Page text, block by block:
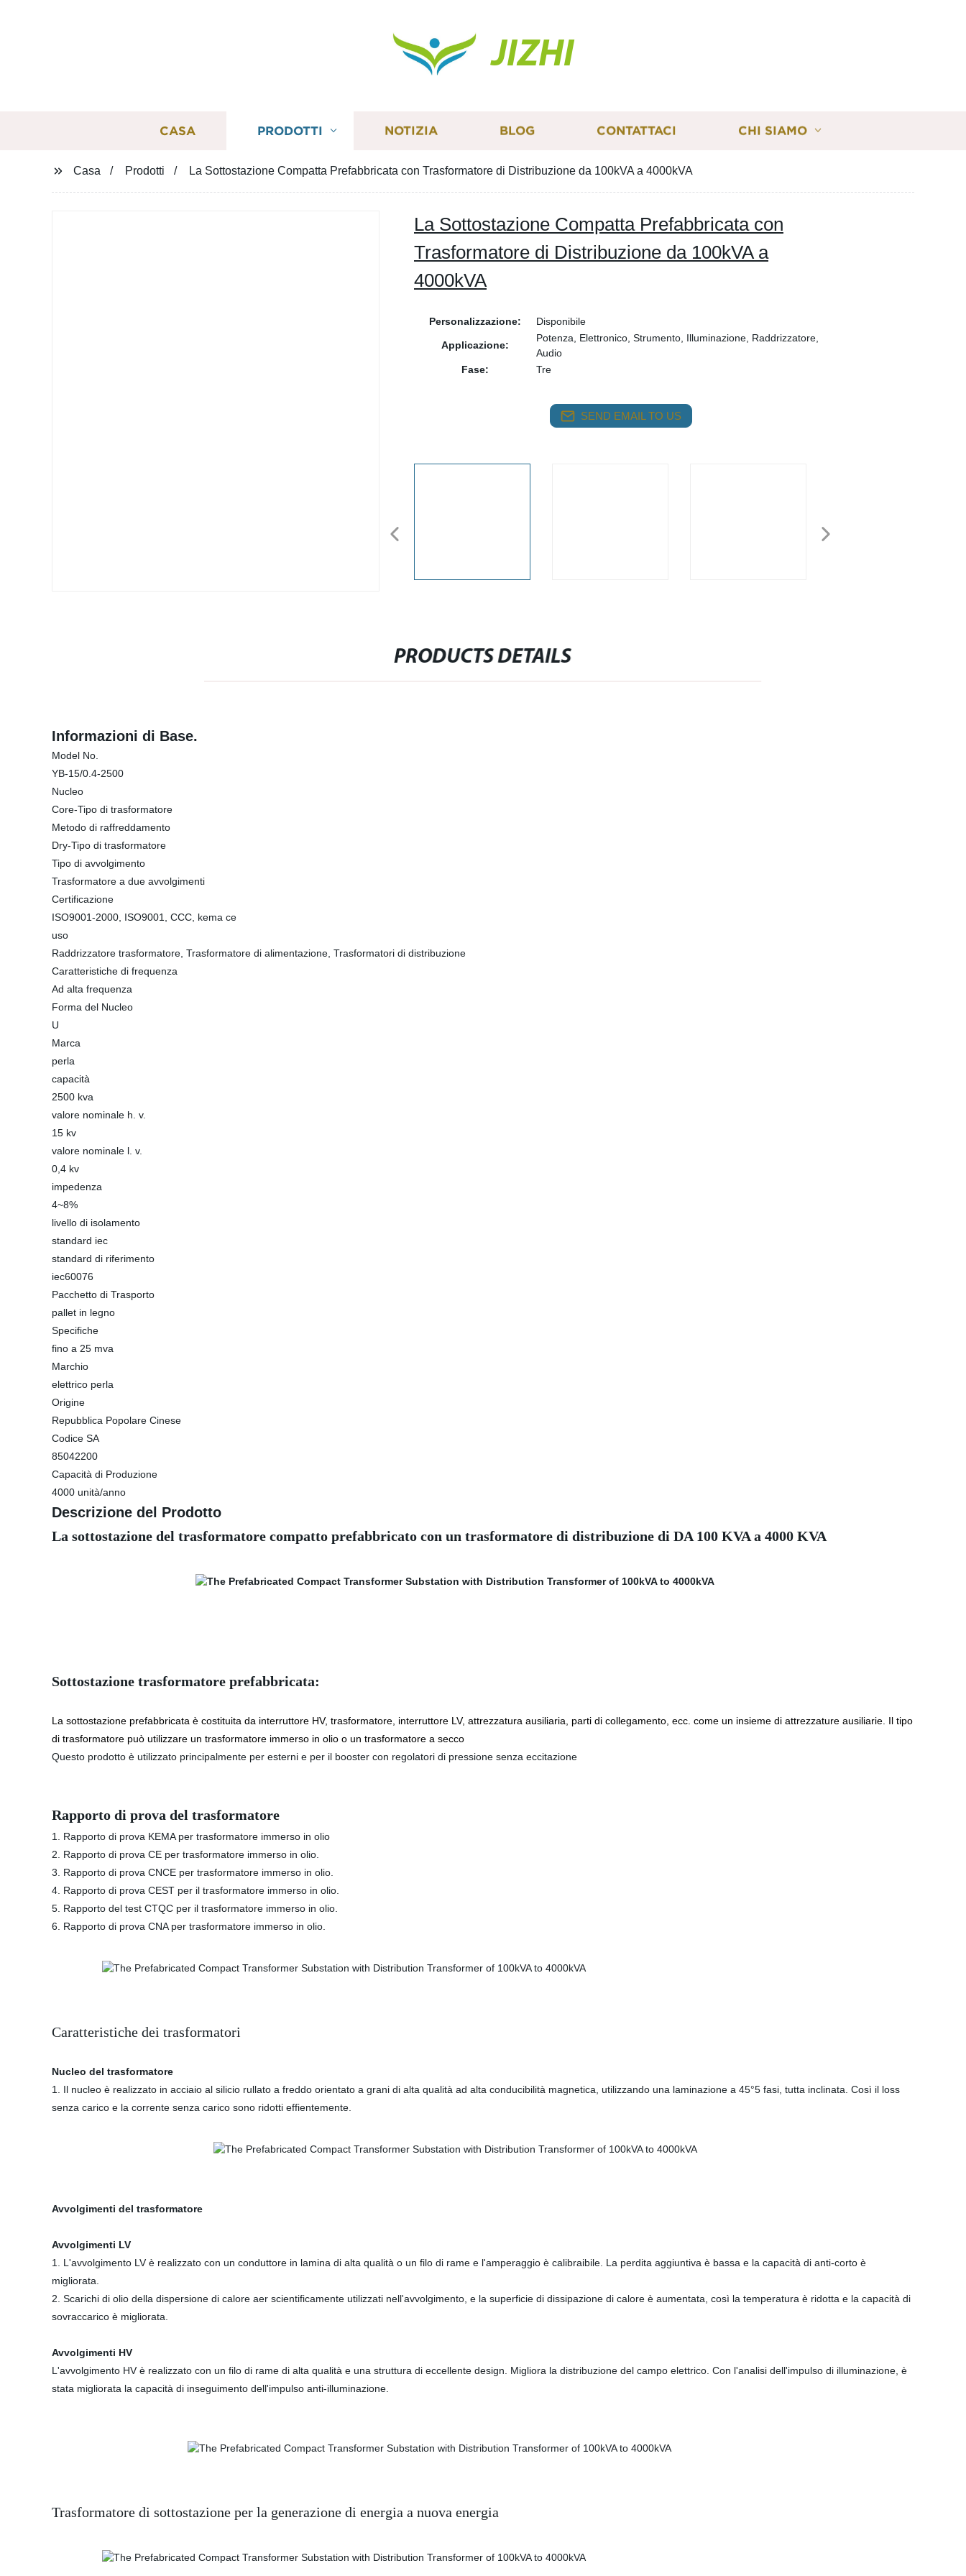
JIZHI
CASA PRODOTTI NOTIZIA BLOG CONTATTACI CHI SIAMO
Casa Prodotti La Sottostazione Compatta Prefabbricata con Trasformatore di Distribuzione da 100kVA a 4000kVA
La Sottostazione Compatta Prefabbricata con
Trasformatore di Distribuzione da 100kVA a
4000kVA
Personalizzazione: Disponibile
Applicazione:
Potenza, Elettronico, Strumento, Illuminazione, Raddrizzatore,
Audio
Fase:
Tre
SEND EMAIL TO US
PRODUCTS DETAILS
Informazioni di Base.
Model No.
YB-15/0.4-2500
Nucleo
Core-Tipo di trasformatore
Metodo di raffreddamento
Dry-Tipo di trasformatore
Tipo di avvolgimento
Trasformatore a due avvolgimenti
Certificazione
ISO9001-2000, ISO9001, CCC, kema ce
uso
Raddrizzatore trasformatore, Trasformatore di alimentazione, Trasformatori di distribuzione
Caratteristiche di frequenza
Ad alta frequenza
Forma del Nucleo
U
Marca
perla
capacità
2500 kva
valore nominale h. v.
15 kv
valore nominale l. v.
0,4 kv
impedenza
4~8%
livello di isolamento
standard iec
standard di riferimento
iec60076
Pacchetto di Trasporto
pallet in legno
Specifiche
fino a 25 mva
Marchio
elettrico perla
Origine
Repubblica Popolare Cinese
Codice SA
85042200
Capacità di Produzione
4000 unità/anno
Descrizione del Prodotto
La sottostazione del trasformatore compatto prefabbricato con un trasformatore di distribuzione di DA 100 KVA a 4000 KVA
Sottostazione trasformatore prefabbricata:
La sottostazione prefabbricata è costituita da interruttore HV, trasformatore, interruttore LV, attrezzatura ausiliaria, parti di collegamento, ecc. come un insieme di attrezzature ausiliarie. Il tipo
di trasformatore può utilizzare un trasformatore immerso in olio o un trasformatore a secco
Questo prodotto è utilizzato principalmente per esterni e per il booster con regolatori di pressione senza eccitazione
Rapporto di prova del trasformatore
1. Rapporto di prova KEMA per trasformatore immerso in olio
2. Rapporto di prova CE per trasformatore immerso in olio.
3. Rapporto di prova CNCE per trasformatore immerso in olio.
4. Rapporto di prova CEST per il trasformatore immerso in olio.
5. Rapporto del test CTQC per il trasformatore immerso in olio.
6. Rapporto di prova CNA per trasformatore immerso in olio.
Caratteristiche dei trasformatori
Nucleo del trasformatore
1. Il nucleo è realizzato in acciaio al silicio rullato a freddo orientato a grani di alta qualità ad alta conducibilità magnetica, utilizzando una laminazione a 45°5 fasi, tutta inclinata. Così il loss
senza carico e la corrente senza carico sono ridotti effientemente.
Avvolgimenti del trasformatore
Avvolgimenti LV
1. L'avvolgimento LV è realizzato con un conduttore in lamina di alta qualità o un filo di rame e l'amperaggio è calibraibile. La perdita aggiuntiva è bassa e la capacità di anti-corto è
migliorata.
2. Scarichi di olio della dispersione di calore aer scientificamente utilizzati nell'avvolgimento, e la superficie di dissipazione di calore è aumentata, così la temperatura è ridotta e la capacità di
sovraccarico è migliorata.
Avvolgimenti HV
L'avvolgimento HV è realizzato con un filo di rame di alta qualità e una struttura di eccellente design. Migliora la distribuzione del campo elettrico. Con l'analisi dell'impulso di illuminazione, è
stata migliorata la capacità di inseguimento dell'impulso anti-illuminazione.
Trasformatore di sottostazione per la generazione di energia a nuova energia